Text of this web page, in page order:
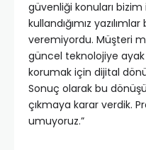
güvenliği konuları
kullandığımız
veremiyordu. Müşteri
güncel teknolojiye
korumak için dijital
Sonuç olarak bu
çıkmaya karar verdik.
umuyoruz.”